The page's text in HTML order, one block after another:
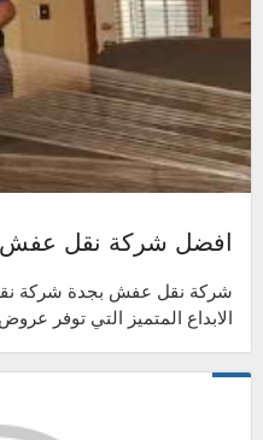
شركة نقل عفش بجدة شركة
الابداع المتميز التي توفر